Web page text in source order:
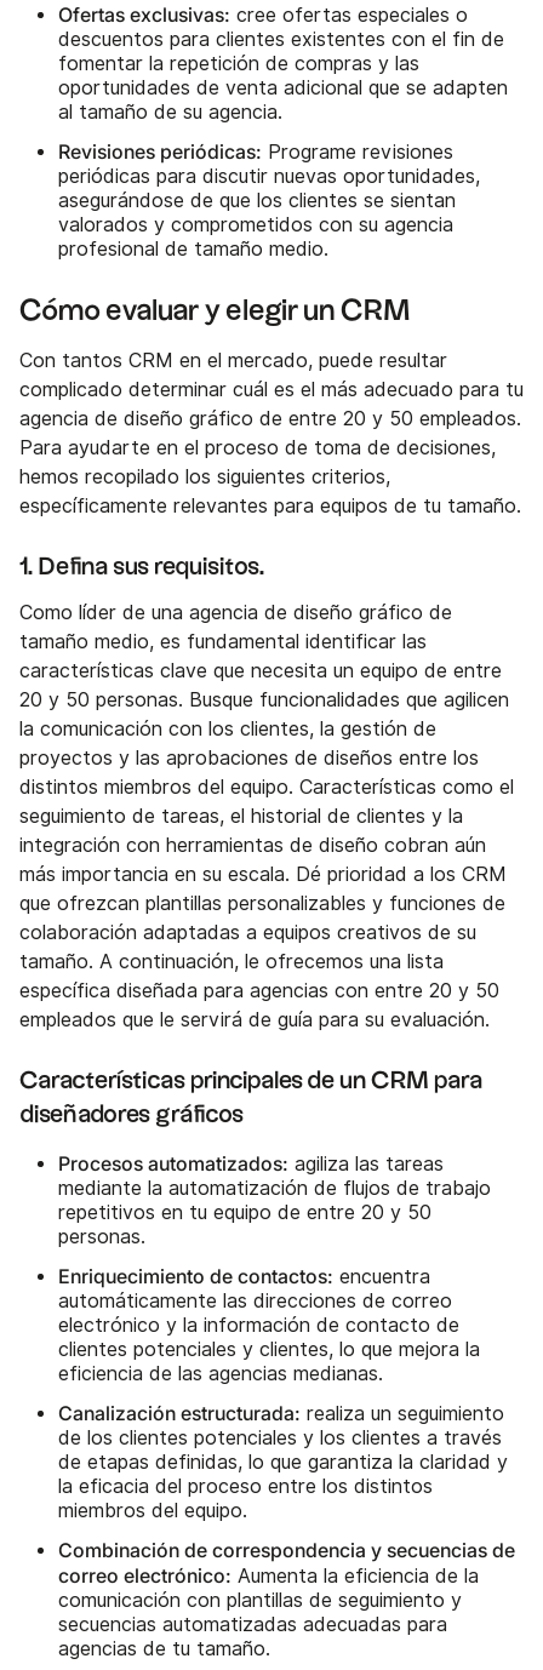
Ofertas exclusivas: cree ofertas especiales o
descuentos para clientes existentes con el fin de
fomentar la repetición de compras y las
oportunidades de venta adicional que se adapten
al tamaño de su agencia.
Revisiones periódicas: Programe revisiones
periódicas para discutir nuevas oportunidades,
asegurándose de que los clientes se sientan
valorados y comprometidos con su agencia
profesional de tamaño medio.
Cómo evaluar y elegir un CRM
Con tantos CRM en el mercado, puede resultar
complicado determinar cuál es el más adecuado para tu
agencia de diseño gráfico de entre 20 y 50 empleados.
Para ayudarte en el proceso de toma de decisiones,
hemos recopilado los siguientes criterios,
específicamente relevantes para equipos de tu tamaño.
1. Defina sus requisitos.
Como líder de una agencia de diseño gráfico de
tamaño medio, es fundamental identificar las
características clave que necesita un equipo de entre
20 y 50 personas. Busque funcionalidades que agilicen
la comunicación con los clientes, la gestión de
proyectos y las aprobaciones de diseños entre los
distintos miembros del equipo. Características como el
seguimiento de tareas, el historial de clientes y la
integración con herramientas de diseño cobran aún
más importancia en su escala. Dé prioridad a los CRM
que ofrezcan plantillas personalizables y funciones de
colaboración adaptadas a equipos creativos de su
tamaño. A continuación, le ofrecemos una lista
específica diseñada para agencias con entre 20 y 50
empleados que le servirá de guía para su evaluación.
Características principales de un CRM para
diseñadores gráficos
Procesos automatizados: agiliza las tareas
mediante la automatización de flujos de trabajo
repetitivos en tu equipo de entre 20 y 50
personas.
Enriquecimiento de contactos: encuentra
automáticamente las direcciones de correo
electrónico y la información de contacto de
clientes potenciales y clientes, lo que mejora la
eficiencia de las agencias medianas.
Canalización estructurada: realiza un seguimiento
de los clientes potenciales y los clientes a través
de etapas definidas, lo que garantiza la claridad y
la eficacia del proceso entre los distintos
miembros del equipo.
Combinación de correspondencia y secuencias de
correo electrónico: Aumenta la eficiencia de la
comunicación con plantillas de seguimiento y
secuencias automatizadas adecuadas para
agencias de tu tamaño.